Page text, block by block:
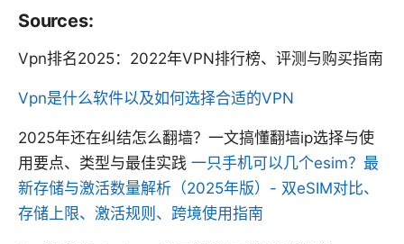
Sources:
Vpn排名2025：2022年VPN排行榜、评测与购买指南
Vpn是什么软件以及如何选择合适的VPN
2025年还在纠结怎么翻墙？一文搞懂翻墙ip选择与使
用要点、类型与最佳实践 一只手机可以几个esim？最
新存储与激活数量解析（2025年版）- 双eSIM对比、
存储上限、激活规则、跨境使用指南